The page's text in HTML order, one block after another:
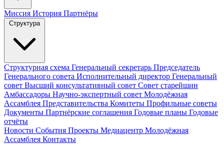
Миссия История Партнёры
Структура
Структурная схема Генеральный секретарь Председатель
Генерального совета Исполнительный директор Генеральный
совет Высший консультативный совет Совет старейшин
Амбассадоры Научно-экспертный совет Молодёжная
Ассамблея Представительства Комитеты Профильные советы
Документы Партнёрские соглашения Годовые планы Годовые
отчёты
Новости События Проекты Медиацентр Молодёжная
Ассамблея Контакты